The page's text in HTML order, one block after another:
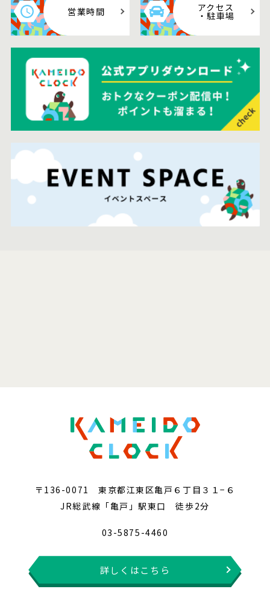
営業時間 アクセス
・駐車場
〒136-0071 東京都江東区亀戸６丁目３１−６
JR総武線「亀戸」駅東口 徒歩2分
03-5875-4460
詳しくはこちら